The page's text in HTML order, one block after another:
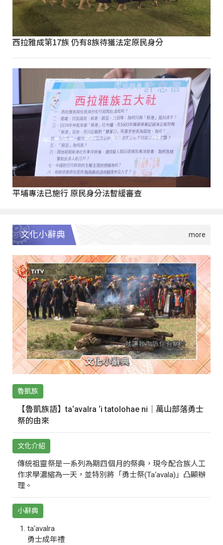
西拉雅成第17族 仍有8族待獲法定原民身分
平埔專法已施行 原民身分法暫緩審查
文化小辭典
魯凱族
【魯凱族語】ta‘avalra ‘i tatolohae ni｜萬山部落勇士
祭的由來
文化介紹
傳統祖靈祭是一系列為期四個月的祭典，現今配合族人工
作求學濃縮為一天，並特別將「勇士祭(Ta‘avala)」凸顯辦
理。
小辭典
ta‘avalra
勇士成年禮